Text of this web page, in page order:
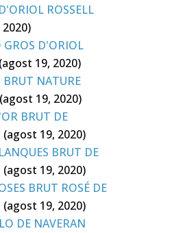
ROSSELL
GROS D'ORIOL
(agost 19, 2020)
BRUT NATURE
(agost 19, 2020)
BRUT DE
(agost 19, 2020)
BRUT DE
(agost 19, 2020)
BRUT ROSÉ DE
(agost 19, 2020)
DE NAVERAN